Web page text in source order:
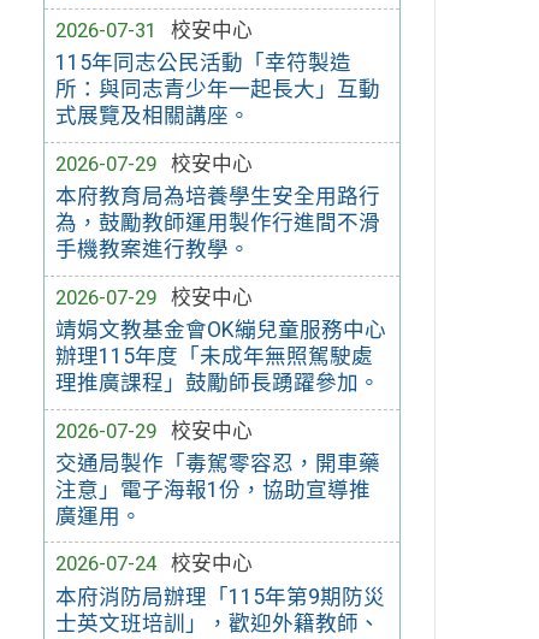
2026-07-31
校安中心
115年同志公民活動「幸符製造
所：與同志青少年一起長大」互動
式展覽及相關講座。
2026-07-29
校安中心
本府教育局為培養學生安全用路行
為，鼓勵教師運用製作行進間不滑
手機教案進行教學。
2026-07-29
校安中心
靖娟文教基金會OK繃兒童服務中心
辦理115年度「未成年無照駕駛處
理推廣課程」鼓勵師長踴躍參加。
2026-07-29
校安中心
交通局製作「毒駕零容忍，開車藥
注意」電子海報1份，協助宣導推
廣運用。
2026-07-24
校安中心
本府消防局辦理「115年第9期防災
士英文班培訓」，歡迎外籍教師、